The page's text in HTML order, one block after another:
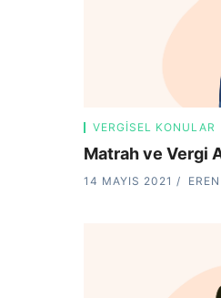
VERGISEL KONULAR
Matrah ve Vergi
14 MAYIS 2021 EREN